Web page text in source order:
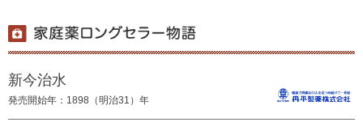
新今治水
発売開始年：1898（明治31）年